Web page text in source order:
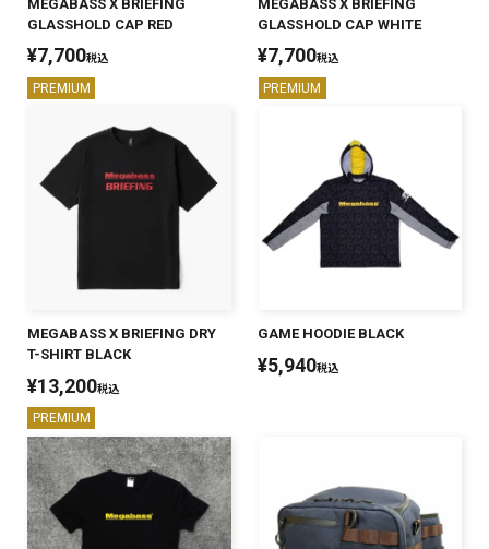
MEGABASS X BRIEFING
GLASSHOLD CAP RED
¥7,700税込
PREMIUM
MEGABASS X BRIEFING
GLASSHOLD CAP WHITE
¥7,700税込
PREMIUM
MEGABASS X BRIEFING DRY
T-SHIRT BLACK
¥13,200税込
PREMIUM
GAME HOODIE BLACK
¥5,940税込